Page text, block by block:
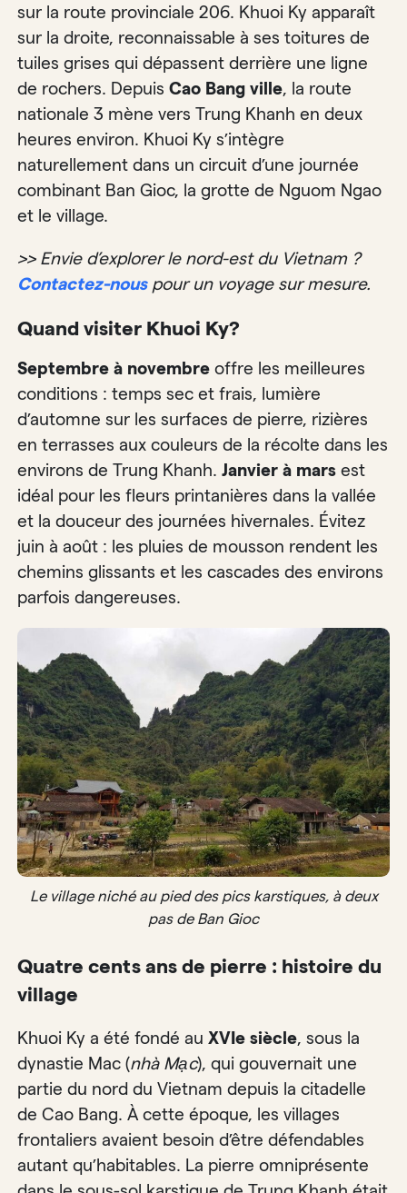
sur la route provinciale 206. Khuoi Ky apparaît
sur la droite, reconnaissable à ses toitures de
tuiles grises qui dépassent derrière une ligne
de rochers. DepuisCao Bang ville, la route
nationale 3 mène vers Trung Khanh en deux
heures environ. Khuoi Ky s’intègre
naturellement dans un circuit d’une journée
combinant Ban Gioc, la grotte de Nguom Ngao
et le village.
>> Envie d’explorer le nord-est du Vietnam ?
Contactez-nouspour un voyage sur mesure.
Quand visiter Khuoi Ky?
Septembre à novembre offre les meilleures
conditions : temps sec et frais, lumière
d’automne sur les surfaces de pierre, rizières
en terrasses aux couleurs de la récolte dans les
environs de Trung Khanh.Janvier à mars est
idéal pour les fleurs printanières dans la vallée
et la douceur des journées hivernales. Évitez
juin à août : les pluies de mousson rendent les
chemins glissants et les cascades des environs
parfois dangereuses.
Le village niché au pied des pics karstiques, à deux
pas de Ban Gioc
Quatre cents ans de pierre : histoire du
village
Khuoi Ky a été fondé auXVIe siècle, sous la
dynastie Mac (nhà Mạc), qui gouvernait une
partie du nord du Vietnam depuis la citadelle
de Cao Bang. À cette époque, les villages
frontaliers avaient besoin d’être défendables
autant qu’habitables. La pierre omniprésente